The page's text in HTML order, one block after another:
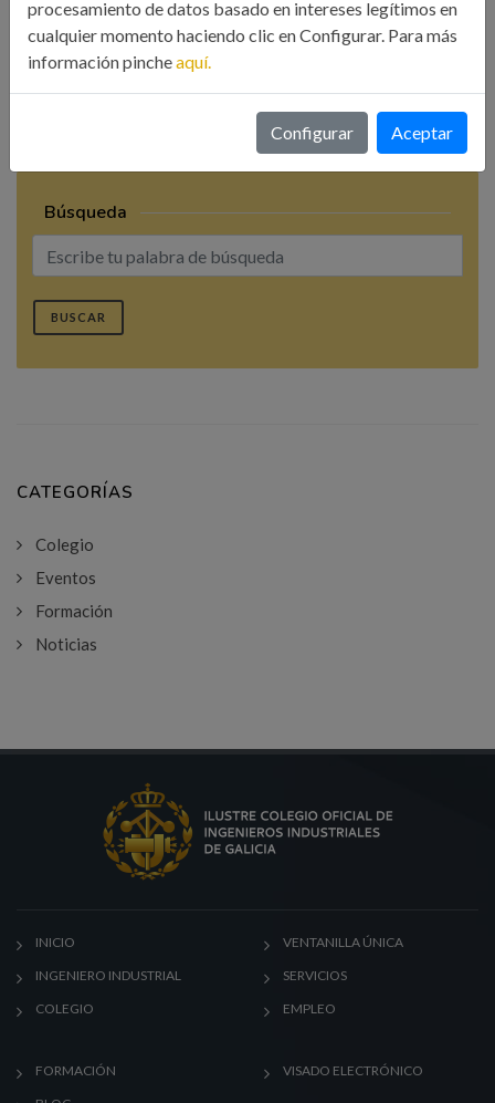
Compartir esta noticia:
Búsqueda
BUSCAR
CATEGORÍAS
Colegio
Eventos
Formación
Noticias
INICIO
INGENIERO INDUSTRIAL
COLEGIO
VENTANILLA ÚNICA
SERVICIOS
EMPLEO
FORMACIÓN
VISADO ELECTRÓNICO
procesamiento de datos basado en intereses legítimos en
cualquier momento haciendo clic en Configurar. Para más
información pincheaquí.
Configurar Aceptar